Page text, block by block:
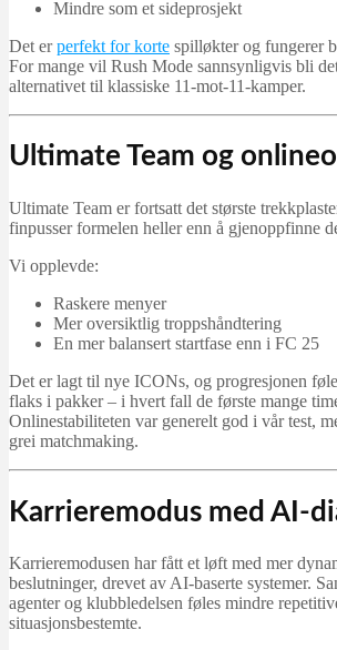
Mindre som et sideprosjekt
Det erperfekt for korte spilløkter og fungerer
For mange vil Rush Mode sannsynligvis bli
alternativet til klassiske 11-mot-11-kamper.
Ultimate Team og
Ultimate Team er fortsatt det største
finpusser formelen heller enn å gjenoppfinne
Vi opplevde:
Raskere menyer
Mer oversiktlig troppshåndtering
En mer balansert startfase enn i FC 25
Det er lagt til nye ICONs, og progresjonen
flaks i pakker – i hvert fall de første mange
Onlinestabiliteten var generelt god i vår test,
grei matchmaking.
Karrieremodus med AI-
Karrieremodusen har fått et løft med mer
beslutninger, drevet av AI-baserte systemer.
agenter og klubbledelsen føles mindre
situasjonsbestemte.